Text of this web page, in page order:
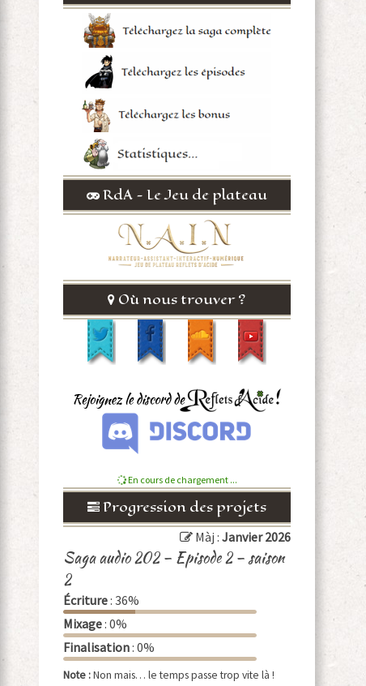
RdA - Le Jeu de plateau
Où nous trouver ?
En cours de chargement ...
Progression des projets
Màj : Janvier 2026
Saga audio 202 – Episode 2 – saison
2
Écriture: 36%
Mixage: 0%
Finalisation: 0%
Note :Non mais… le temps passe trop vite là !